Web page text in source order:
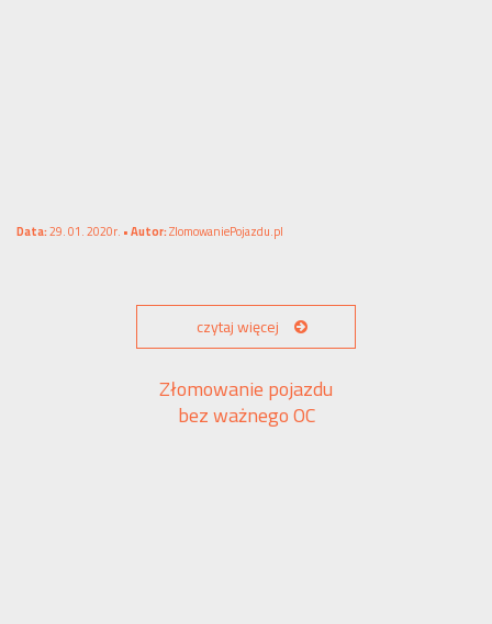
Data:29. 01. 2020r. •Autor:ZlomowaniePojazdu.pl
czytaj więcej
Złomowanie pojazdu
bez ważnego OC